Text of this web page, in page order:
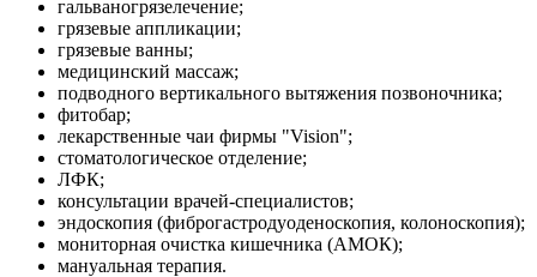
гальваногрязелечение;
грязевые аппликации;
грязевые ванны;
медицинский массаж;
подводного вертикального вытяжения позвоночника;
фитобар;
лекарственные чаи фирмы "Vision";
стоматологическое отделение;
ЛФК;
консультации врачей-специалистов;
эндоскопия (фиброгастродуоденоскопия, колоноскопия);
мониторная очистка кишечника (АМОК);
мануальная терапия.